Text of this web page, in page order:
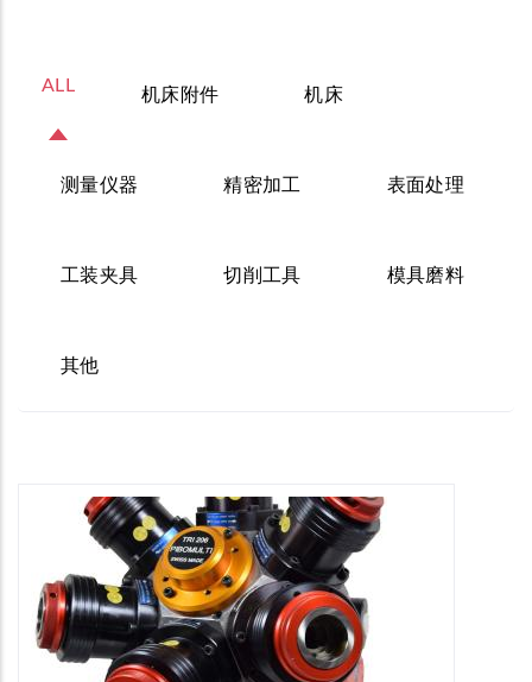
ALL 机床附件 机床
测量仪器 精密加工 表面处理
工装夹具 切削工具 模具磨料
其他